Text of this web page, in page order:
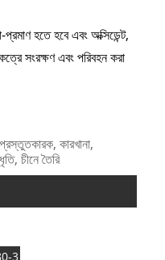
হতে হবে এবং অক্সিডেন্ট,
সংরক্ষণ এবং পরিবহন করা
কারখানা,
চীনে তৈরি
3